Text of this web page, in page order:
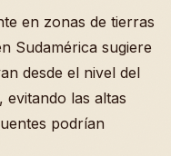
en zonas de tierras
Sudamérica sugiere
desde el nivel del
evitando las altas
podrían